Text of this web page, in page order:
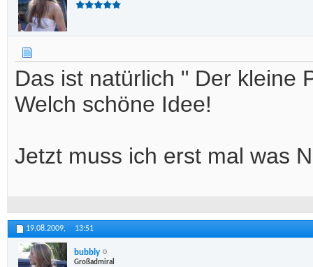
Das ist natürlich " Der kleine
Welch schöne Idee!
Jetzt muss ich erst mal was
19.08.2009, 13:51
bubbly
Großadmiral